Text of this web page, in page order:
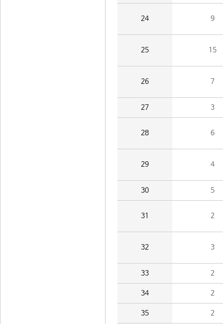
24 9
25 15
26 7
27 3
28 6
29 4
30 5
31 2
32 3
33 2
34 2
35 2